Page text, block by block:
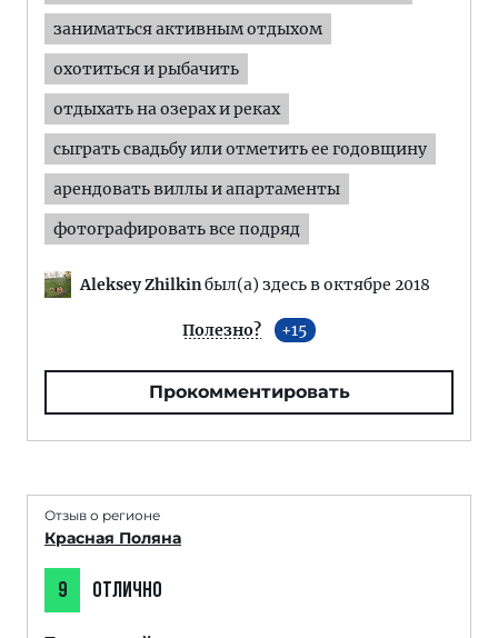
заниматься активным отдыхом
охотиться и рыбачить
отдыхать на озерах и реках
сыграть свадьбу или отметить ее годовщину
арендовать виллы и апартаменты
фотографировать все подряд
Aleksey Zhilkinбыл(а) здесь в октябре 2018
Полезно? 15
Прокомментировать
Отзыв о регионе
Красная Поляна
9 ОТЛИЧНО